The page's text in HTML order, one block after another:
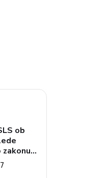
ob
o
za